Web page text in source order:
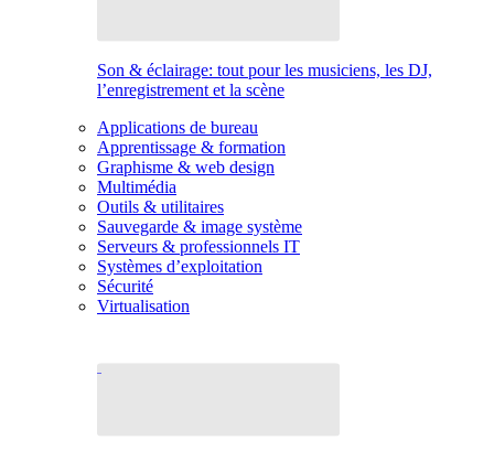
Son & éclairage: tout pour les musiciens, les DJ,
l’enregistrement et la scène
Applications de bureau
Apprentissage & formation
Graphisme & web design
Multimédia
Outils & utilitaires
Sauvegarde & image système
Serveurs & professionnels IT
Systèmes d’exploitation
Sécurité
Virtualisation